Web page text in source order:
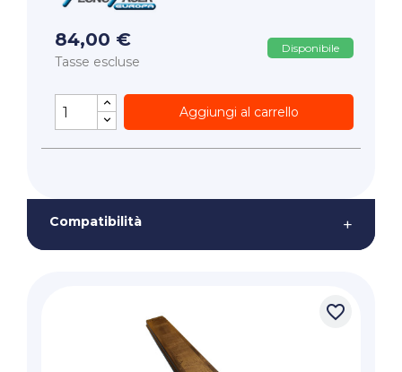
84,00 €
Tasse escluse
Disponibile
Aggiungi al carrello
Compatibilità +
favorite_border